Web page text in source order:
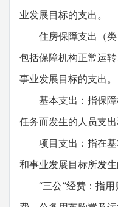
业发展目标的支出。
住房保障支出（
包括保障机构正常运
事业发展目标的支出。
基本支出：指保
任务而发生的人员支出
项目支出：指在
和事业发展目标所发生
“三公”经费：指